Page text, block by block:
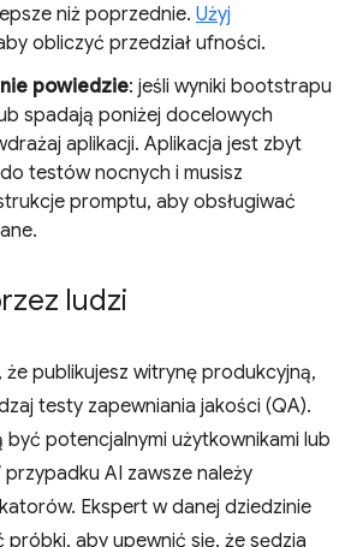
niż poprzednie. Użyj
obliczyć przedział ufności.
powiedzie: jeśli wyniki bootstrapu
spadają poniżej docelowych
aplikacji. Aplikacja jest zbyt
testów nocnych i musisz
promptu, aby obsługiwać
ludzi
publikujesz witrynę produkcyjną,
testy zapewniania jakości (QA).
potencjalnymi użytkownikami lub
AI zawsze należy
Ekspert w danej dziedzinie
aby upewnić się, że sędzia